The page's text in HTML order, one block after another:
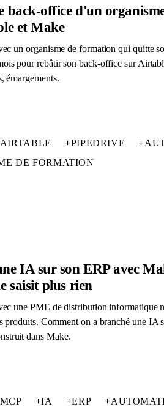
back-office d'un
et Make
un organisme de formation qui quitte
pour rebâtir son back-office sur
émargements.
AIRTABLE +PIPEDRIVE +
DE FORMATION
IA sur son ERP avec
saisit plus rien
une PME de distribution informatique
produits. Comment on a branché une IA
dans Make.
MCP +IA +ERP +